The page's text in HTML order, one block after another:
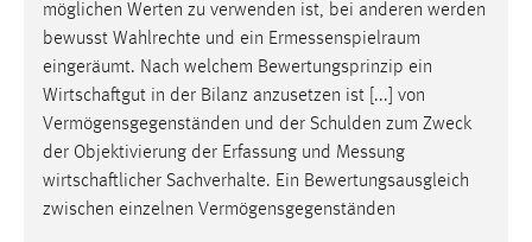
möglichen Werten zu verwenden ist, bei anderen werden
bewusst Wahlrechte und ein Ermessenspielraum
eingeräumt. Nach welchem Bewertungsprinzip ein
Wirtschaftgut in der Bilanz anzusetzen ist [...] von
Vermögensgegenständen und der Schulden zum Zweck
der Objektivierung der Erfassung und Messung
wirtschaftlicher Sachverhalte. Ein Bewertungsausgleich
zwischen einzelnen Vermögensgegenständen